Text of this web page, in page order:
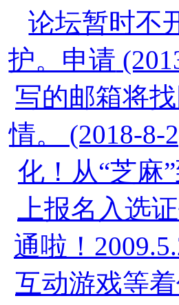
论坛暂时不
护。申请
写的邮箱将
情。
(2018-8-
化！从“芝麻
上报名入选
通啦！
互动游戏等